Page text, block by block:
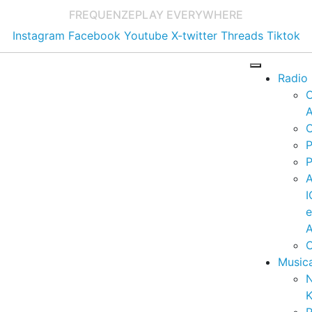
FREQUENZEPLAY EVERYWHERE
Instagram Facebook Youtube X-twitter Threads Tiktok
Radio
e